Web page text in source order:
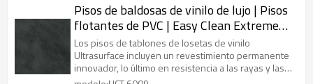
Pisos de baldosas de vinilo de lujo | Pisos
flotantes de PVC | Easy Clean Extreme
Performance Fir Proof Black Stone UCT
6009
Los pisos de tablones de losetas de vinilo
Ultrasurface incluyen un revestimiento permanente
innovador, lo último en resistencia a las rayas y las
manchas